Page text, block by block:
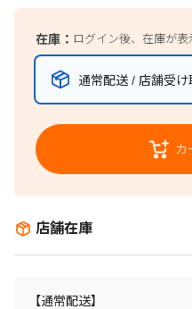
在庫： ログイン後、在庫が表
通常配送 / 店舗受け
カ
店舗在庫
【通常配送】